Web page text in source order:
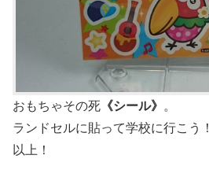
おもちゃその死 《シール》 。
ランドセルに貼って学校に行こう！
以上！